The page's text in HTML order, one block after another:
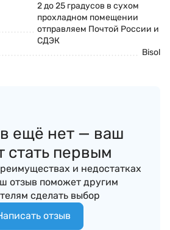
2 до 25 градусов в сухом
прохладном помещении
отправляем Почтой России и
СДЭК
Bisol
ещё нет — ваш
стать первым
и недостатках
отзыв поможет другим
сделать выбор
отзыв